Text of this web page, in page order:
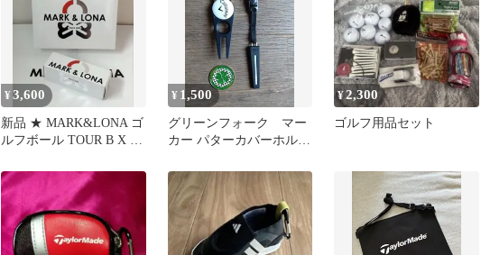
¥3,600
新品 ★ MARK&LONA ゴ
ルフボール TOUR B X 1
¥ 1,500
グリーンフォーク マー
カー パターカバーホルダ
¥2,300
ゴルフ用品セット